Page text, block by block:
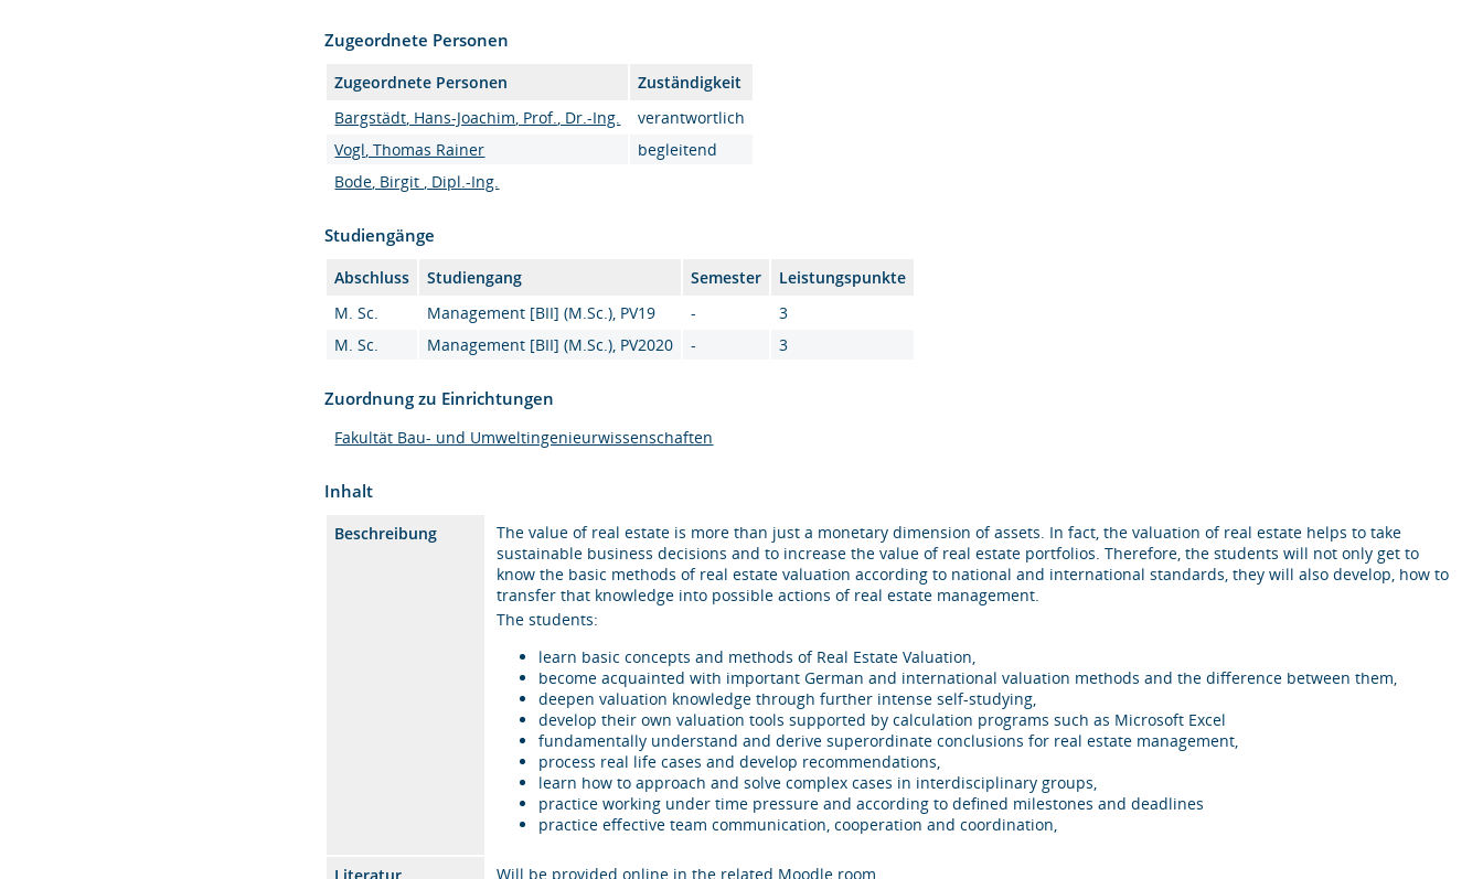
Zugeordnete Personen
Zugeordnete Personen
Zuständigkeit
Bargstädt, Hans-Joachim, Prof., Dr.-Ing.
verantwortlich
Vogl, Thomas Rainer
begleitend
Bode, Birgit , Dipl.-Ing.
Studiengänge
Abschluss Studiengang Semester
Leistungspunkte
M. Sc.
Management [BII] (M.Sc.), PV19 -
3
M. Sc.
Management [BII] (M.Sc.), PV2020 - 3
Zuordnung zu Einrichtungen
Fakultät Bau- und Umweltingenieurwissenschaften
Inhalt
Beschreibung
The value of real estate is more than just a monetary dimension of assets. In fact, the valuation of real estate helps to take
sustainable business decisions and to increase the value of real estate portfolios. Therefore, the students will not only get to
know the basic methods of real estate valuation according to national and international standards, they will also develop, how to
transfer that knowledge into possible actions of real estate management.
The students:
learn basic concepts and methods of Real Estate Valuation,
become acquainted with important German and international valuation methods and the difference between them,
deepen valuation knowledge through further intense self-studying,
develop their own valuation tools supported by calculation programs such as Microsoft Excel
fundamentally understand and derive superordinate conclusions for real estate management,
process real life cases and develop recommendations,
learn how to approach and solve complex cases in interdisciplinary groups,
practice working under time pressure and according to defined milestones and deadlines
practice effective team communication, cooperation and coordination,
Will be provided online in the related Moodle room.